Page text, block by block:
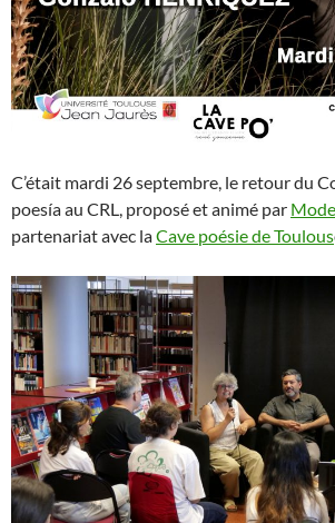
C’était mardi 26 septembre, le retour du
poesía au CRL, proposé et animé par
partenariat avec laCave poésie de Toulous